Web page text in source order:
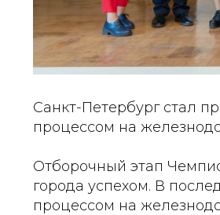
Санкт-Петербург стал
процессом на
Отборочный этап
города успехом. В
процессом на